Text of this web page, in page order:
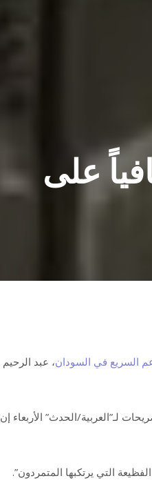
على
السريع في السودان، عبد الرحيم
لـ”العربية/الحدث” الأربعاء إن
التي يرتكبها المتمردون”.